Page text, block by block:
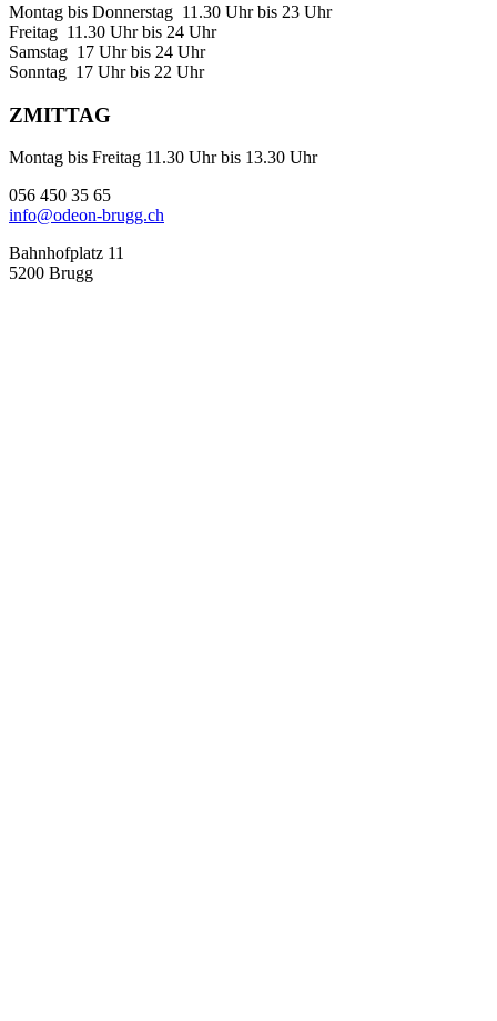
Montag bis Donnerstag 11.30 Uhr bis 23 Uhr
Freitag 11.30 Uhr bis 24 Uhr
Samstag 17 Uhr bis 24 Uhr
Sonntag 17 Uhr bis 22 Uhr
ZMITTAG
Montag bis Freitag 11.30 Uhr bis 13.30 Uhr
056 450 35 65
info@odeon-brugg.ch
Bahnhofplatz 11
5200 Brugg